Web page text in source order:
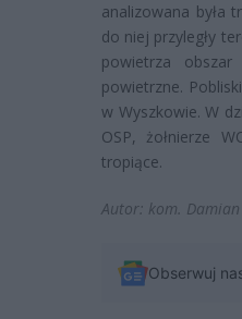
analizowana była
do niej przyległy
powietrza obszar
powietrzne.
w Wyszkowie. W
OSP, żołnierze
tropiące.
Autor: kom. Damian
Obserwuj